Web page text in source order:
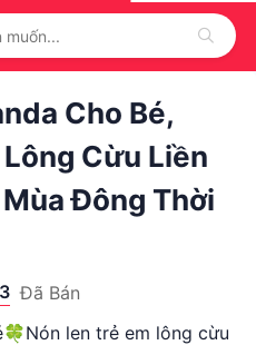
Cho Bé,
Cừu Liền
Đông Thời
Đã Bán
len trẻ em lông cừu